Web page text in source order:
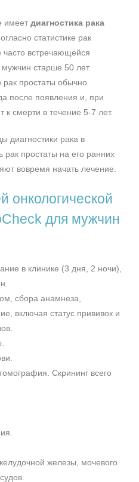
имеет диагностика рака
статистике рак
часто встречающейся
старше 50 лет.
рак простаты обычно
после появления и, при
к смерти в течение 5-7 лет.
диагностики рака в
простаты на его ранних
вовремя начать лечение.
онкологической
для мужчин
в клинике (3 дня, 2 ночи),
сбора анамнеза,
включая статус прививок и
Скрининг всего
железы, мочевого